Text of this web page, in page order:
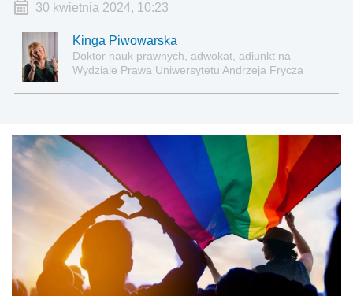
30 kwietnia 2024, 10:23
Kinga Piwowarska
Doktor nauk prawnych, adwokat, adiunkt na
Wydziale Prawa Uniwersytetu Andrzeja Frycza
administracyjnoprawnych aspektach związanych z
pracą i pomocą socjalną.